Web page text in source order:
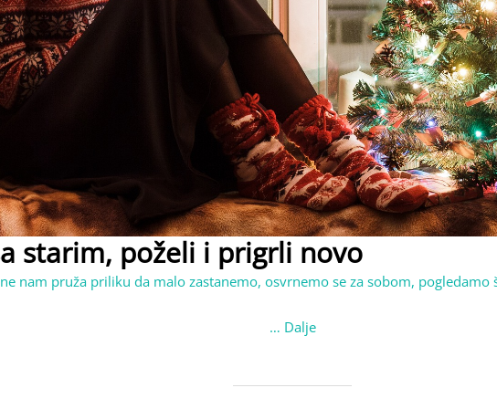
starim, poželi i prigrli novo
nam pruža priliku da malo zastanemo, osvrnemo se za sobom, pogledamo
… Dalje